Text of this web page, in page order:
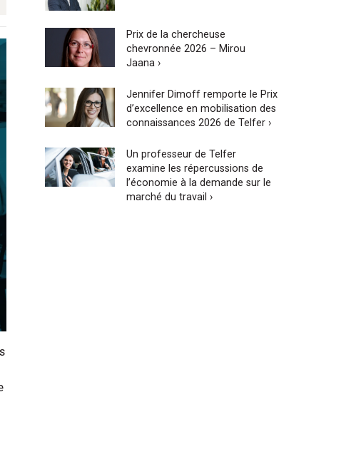
Prix de la chercheuse
chevronnée 2026 – Mirou
Jaana ›
Jennifer Dimoff remporte le Prix
d’excellence en mobilisation des
connaissances 2026 de Telfer ›
Un professeur de Telfer
examine les répercussions de
l’économie à la demande sur le
marché du travail ›